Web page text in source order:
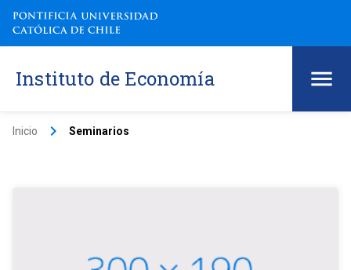
Instituto de Economía
Inicio keyboard_arrow_right Seminarios